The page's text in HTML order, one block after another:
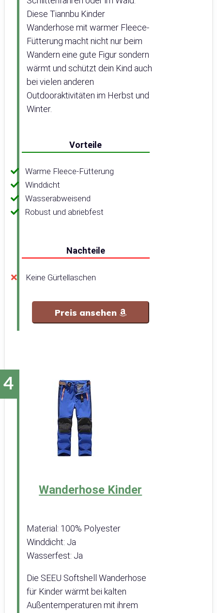
Diese Tiannbu Kinder
Wanderhose mit warmer Fleece-
Fütterung macht nicht nur beim
Wandern eine gute Figur sondern
wärmt und schützt dein Kind auch
bei vielen anderen
Outdooraktivitäten im Herbst und
Winter.
Vorteile
Warme Fleece-Fütterung
Winddicht
Wasserabweisend
Robust und abriebfest
Nachteile
Keine Gürtellaschen
Preis ansehen
Wanderhose Kinder
Material: 100% Polyester
Winddicht: Ja
Wasserfest: Ja
Die SEEU Softshell Wanderhose
für Kinder wärmt bei kalten
Außentemperaturen mit ihrem